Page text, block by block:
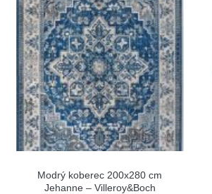
Modrý koberec 200x280 cm
Jehanne – Villeroy&Boch